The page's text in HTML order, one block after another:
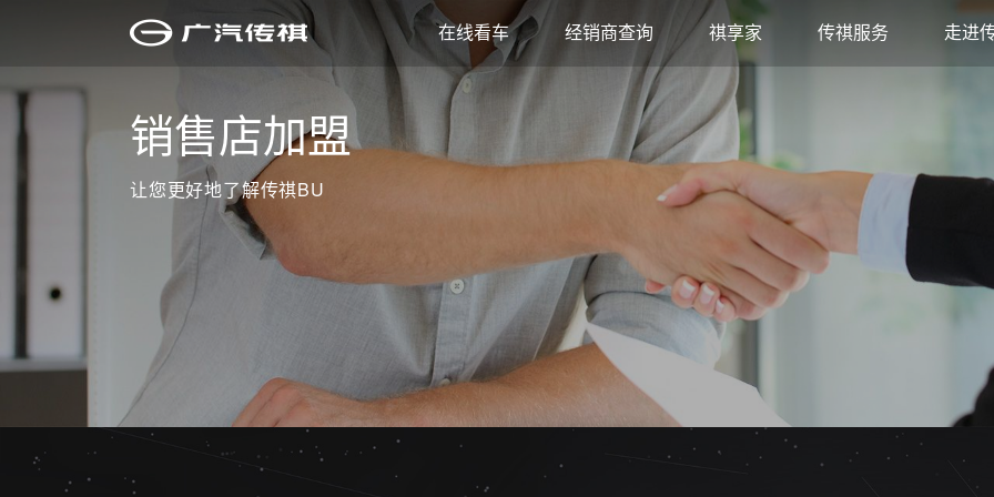
在线看车 经销商查询 祺享家 传祺服务 走进
经销商查询
祺享家
走进传祺
销售店加盟
让您更好地了解传祺BU